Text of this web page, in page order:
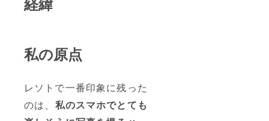
私の原点
レソトで一番印象に残った
のは、 私のスマホでとても